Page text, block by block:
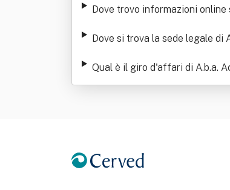
Dove trovo informazioni
Dove si trova la sede legale di
Qual è il giro d'affari di A.b.a.